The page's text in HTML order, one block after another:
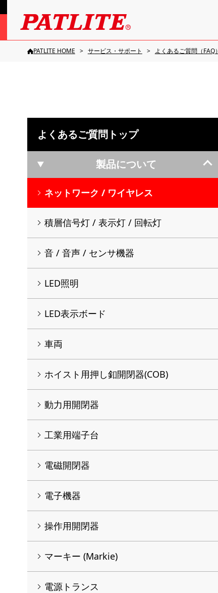
PATLITE HOME サービス・サポート よくあるご質問（FAQ）
よくあるご質問トップ
製品について
ネットワーク / ワイヤレス
積層信号灯 / 表示灯 / 回転灯
音 / 音声 / センサ機器
LED照明
LED表示ボード
車両
ホイスト用押し釦開閉器(COB)
動力用開閉器
工業用端子台
電磁開閉器
電子機器
操作用開閉器
マーキー (Markie)
電源トランス